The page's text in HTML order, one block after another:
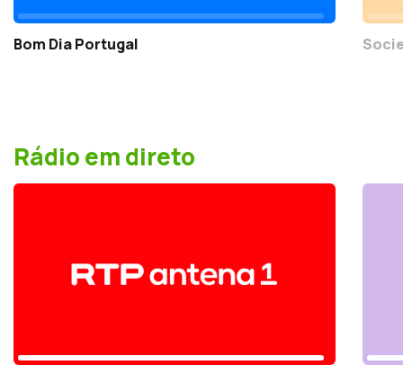
Bom Dia Portugal
Rádio em direto